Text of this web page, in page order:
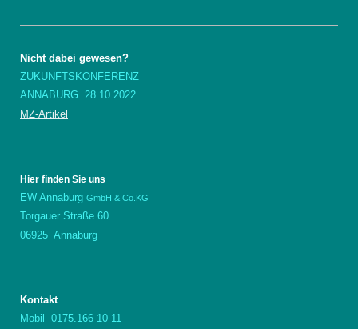
Nicht dabei gewesen?
ZUKUNFTSKONFERENZ
ANNABURG 28.10.2022
MZ-Artikel
Hier finden Sie uns
EW Annaburg GmbH & Co.KG
Torgauer Straße 60
06925 Annaburg
Kontakt
Mobil 0175.166 10 11